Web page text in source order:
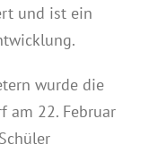
und ist ein
wurde die
am 22. Februar